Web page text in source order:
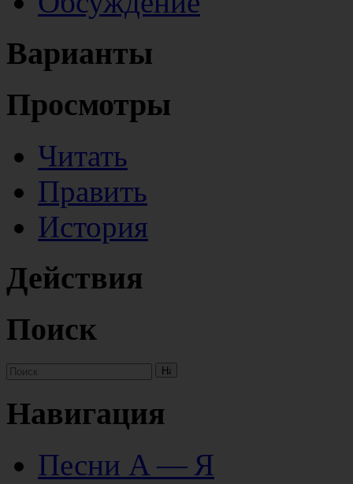
Варианты
Просмотры
Читать
Править
История
Действия
Поиск
Навигация
Песни А — Я